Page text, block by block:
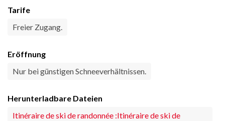
Tarife
Freier Zugang.
Eröffnung
Nur bei günstigen Schneeverhältnissen.
Herunterladbare Dateien
Itinéraire de ski de randonnée :Itinéraire de ski de